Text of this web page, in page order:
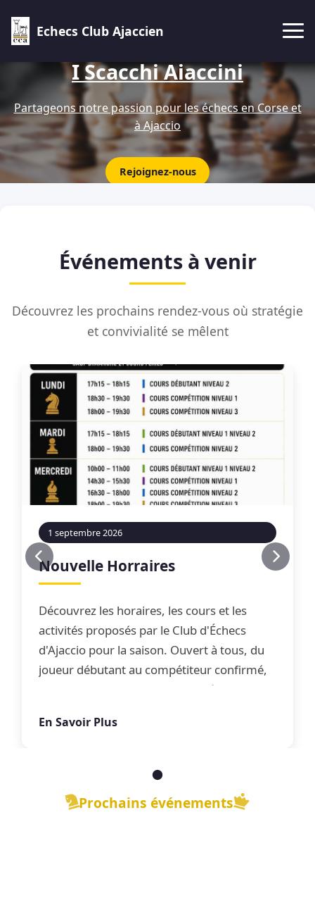
Echecs Club Ajaccien
I Scacchi Aiaccini
Partageons notre passion pour les échecs en Corse et
à Ajaccio
Rejoignez-nous
Événements à venir
Découvrez les prochains rendez-vous où stratégie
et convivialité se mêlent
1 septembre 2026
Nouvelle Horraires
Découvrez les horaires, les cours et les
activités proposés par le Club d'Échecs
d'Ajaccio pour la saison. Ouvert à tous, du
joueur débutant au compétiteur confirmé,
le club propose une offre complète
de jeu libre dans une ambiance conviviale.
En Savoir Plus
Prochains événements